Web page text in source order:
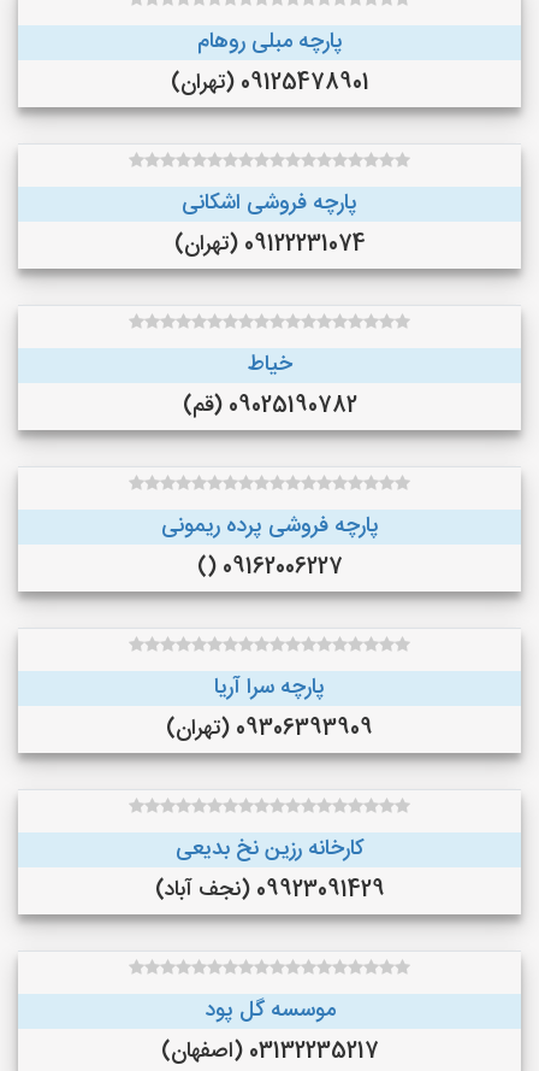
پارچه مبلی روهام
09125478901 (تهران)
پارچه فروشی اشکانی
09122231074 (تهران)
خیاط
09025190782 (قم)
پارچه فروشی پرده ریمونی
09162006227 ()
پارچه سرا آریا
09306393909 (تهران)
کارخانه رزین نخ بدیعی
09923091429 (نجف‌ آباد)
موسسه گل پود
03132235217 (اصفهان)